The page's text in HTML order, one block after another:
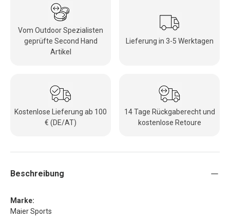
Vom Outdoor Spezialisten
geprüfte Second Hand
Artikel
Lieferung in 3-5 Werktagen
Kostenlose Lieferung ab 100
€ (DE/AT)
14 Tage Rückgaberecht und
kostenlose Retoure
Beschreibung
Marke:
Maier Sports